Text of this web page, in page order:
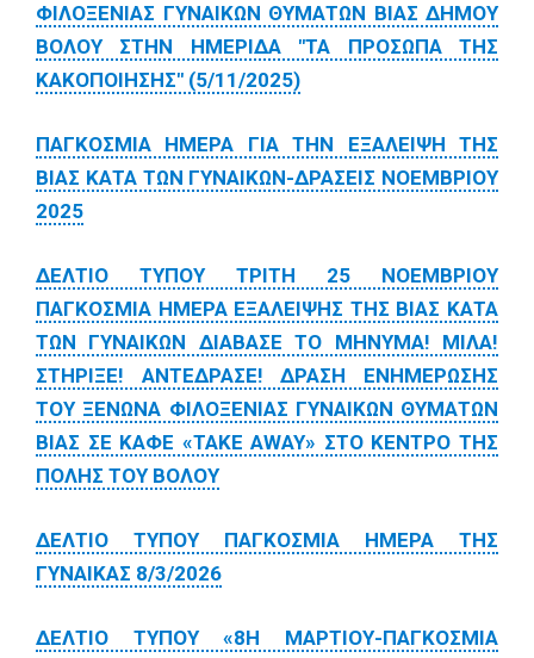
ΦΙΛΟΞΕΝΙΑΣ ΓΥΝΑΙΚΩΝ ΘΥΜΑΤΩΝ ΒΙΑΣ ΔΗΜΟΥ
ΒΟΛΟΥ ΣΤΗΝ ΗΜΕΡΙΔΑ "ΤΑ ΠΡΟΣΩΠΑ ΤΗΣ
ΚΑΚΟΠΟΙΗΣΗΣ" (5/11/2025)
ΠΑΓΚΟΣΜΙΑ ΗΜΕΡΑ ΓΙΑ ΤΗΝ ΕΞΑΛΕΙΨΗ ΤΗΣ
ΒΙΑΣ ΚΑΤΑ ΤΩΝ ΓΥΝΑΙΚΩΝ-ΔΡΑΣΕΙΣ ΝΟΕΜΒΡΙΟΥ
2025
ΔΕΛΤΙΟ ΤΥΠΟΥ ΤΡΙΤΗ 25 ΝΟΕΜΒΡΙΟΥ
ΠΑΓΚΟΣΜΙΑ ΗΜΕΡΑ ΕΞΑΛΕΙΨΗΣ ΤΗΣ ΒΙΑΣ ΚΑΤΑ
ΤΩΝ ΓΥΝΑΙΚΩΝ ΔΙΑΒΑΣΕ ΤΟ ΜΗΝΥΜΑ! ΜΙΛΑ!
ΣΤΗΡΙΞΕ! ΑΝΤΕΔΡΑΣΕ! ΔΡΑΣΗ ΕΝΗΜΕΡΩΣΗΣ
ΤΟΥ ΞΕΝΩΝΑ ΦΙΛΟΞΕΝΙΑΣ ΓΥΝΑΙΚΩΝ ΘΥΜΑΤΩΝ
ΒΙΑΣ ΣΕ ΚΑΦΕ «TAKE AWAY» ΣΤΟ ΚΕΝΤΡΟ ΤΗΣ
ΠΟΛΗΣ ΤΟΥ ΒΟΛΟΥ
ΔΕΛΤΙΟ ΤΥΠΟΥ ΠΑΓΚΟΣΜΙΑ ΗΜΕΡΑ ΤΗΣ
ΓΥΝΑΙΚΑΣ 8/3/2026
ΔΕΛΤΙΟ ΤΥΠΟΥ «8Η ΜΑΡΤΙΟΥ-ΠΑΓΚΟΣΜΙΑ